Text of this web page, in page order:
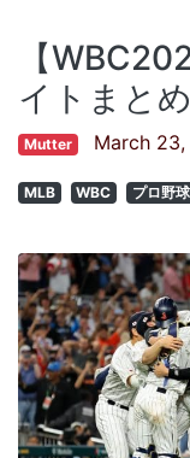
【
イトまとめ
Mutter March
MLB WBC プロ野球